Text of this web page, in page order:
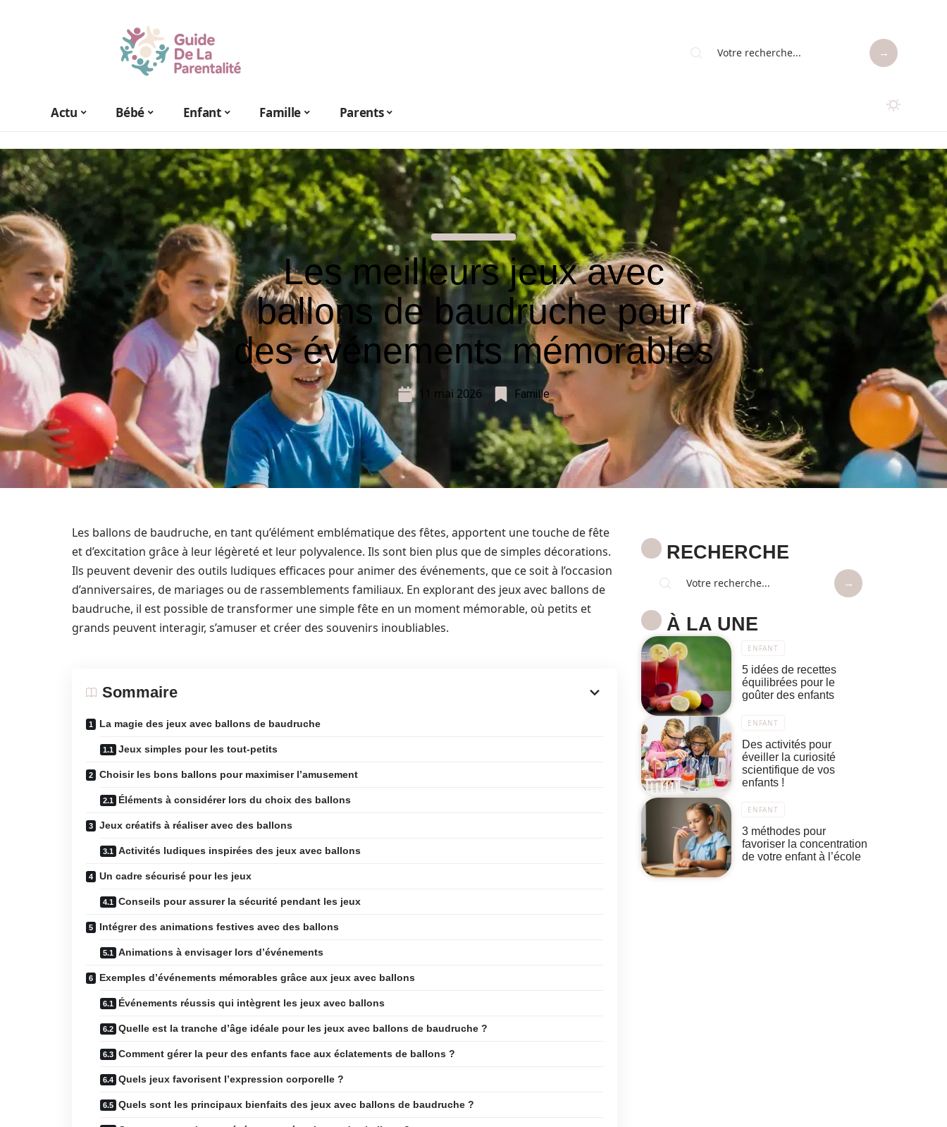
Actu Bébé Enfant Famille Parents
Les meilleurs jeux avec
ballons de baudruche pour
des événements mémorables
11 mai 2026 Famille
Les ballons de baudruche, en tant qu’élément emblématique des fêtes, apportent une touche de fête
et d’excitation grâce à leur légèreté et leur polyvalence. Ils sont bien plus que de simples décorations.
Ils peuvent devenir des outils ludiques efficaces pour animer des événements, que ce soit à l’occasion
d’anniversaires, de mariages ou de rassemblements familiaux. En explorant des jeux avec ballons de
baudruche, il est possible de transformer une simple fête en un moment mémorable, où petits et
grands peuvent interagir, s’amuser et créer des souvenirs inoubliables.
Sommaire
La magie des jeux avec ballons de baudruche
Jeux simples pour les tout-petits
Choisir les bons ballons pour maximiser l’amusement
Éléments à considérer lors du choix des ballons
Jeux créatifs à réaliser avec des ballons
Activités ludiques inspirées des jeux avec ballons
Un cadre sécurisé pour les jeux
Conseils pour assurer la sécurité pendant les jeux
Intégrer des animations festives avec des ballons
Animations à envisager lors d’événements
Exemples d’événements mémorables grâce aux jeux avec ballons
Événements réussis qui intègrent les jeux avec ballons
Quelle est la tranche d’âge idéale pour les jeux avec ballons de baudruche ?
Comment gérer la peur des enfants face aux éclatements de ballons ?
Quels jeux favorisent l’expression corporelle ?
Quels sont les principaux bienfaits des jeux avec ballons de baudruche ?
RECHERCHE
À LA UNE
ENFANT
5 idées de recettes
équilibrées pour le
goûter des enfants
ENFANT
Des activités pour
éveiller la curiosité
scientifique de vos
enfants !
ENFANT
3 méthodes pour
favoriser la concentration
de votre enfant à l’école